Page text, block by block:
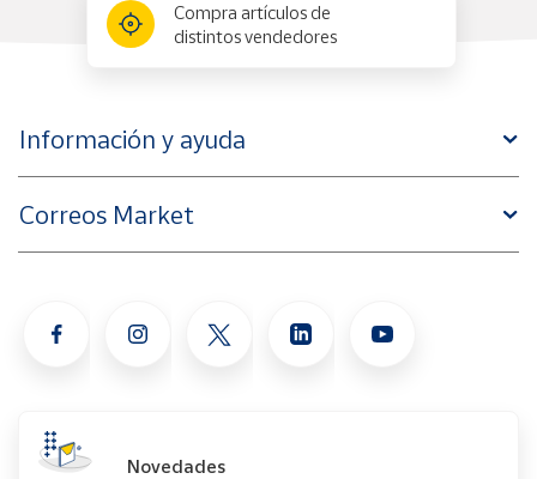
Compra artículos de
distintos vendedores
Información y ayuda
Correos Market
Novedades